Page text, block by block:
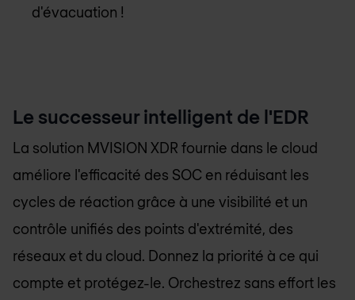
d'évacuation !
Le successeur intelligent de l'EDR
La solution MVISION XDR fournie dans le cloud
améliore l'efficacité des SOC en réduisant les
cycles de réaction grâce à une visibilité et un
contrôle unifiés des points d'extrémité, des
réseaux et du cloud. Donnez la priorité à ce qui
compte et protégez-le. Orchestrez sans effort les